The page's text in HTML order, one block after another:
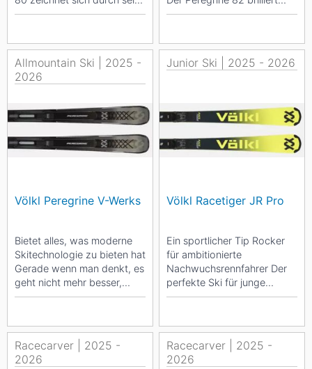
leichte Zugänglichkeit aus,...
sowohl auf eisigen Pisten
Allmountain Ski | 2025 -
2026
Völkl Peregrine V-Werks
Bietet alles, was moderne
Skitechnologie zu bieten hat
Gerade wenn man denkt, es
geht nicht mehr besser,
belehrt einen das Völkl R&D
Junior Ski | 2025 - 2026
Völkl Racetiger JR Pro
Ein sportlicher Tip Rocker
für ambitionierte
Nachwuchsrennfahrer Der
perfekte Ski für junge
Athleten, die nicht auf
Racecarver | 2025 -
2026
Racecarver | 2025 -
2026